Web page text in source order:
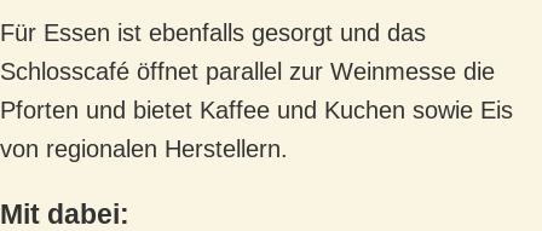
Für Essen ist ebenfalls gesorgt und das
Schlosscafé öffnet parallel zur Weinmesse die
Pforten und bietet Kaffee und Kuchen sowie Eis
von regionalen Herstellern.
Mit dabei: